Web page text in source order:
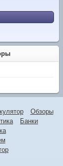
Обзоры
Банки